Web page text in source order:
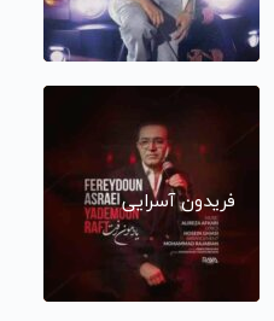
فریدون آسرایی